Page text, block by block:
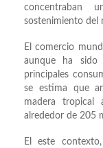
concentraban
sostenimiento del
El comercio
aunque ha sido
principales
se estima que
madera tropical
alrededor de 205
El este